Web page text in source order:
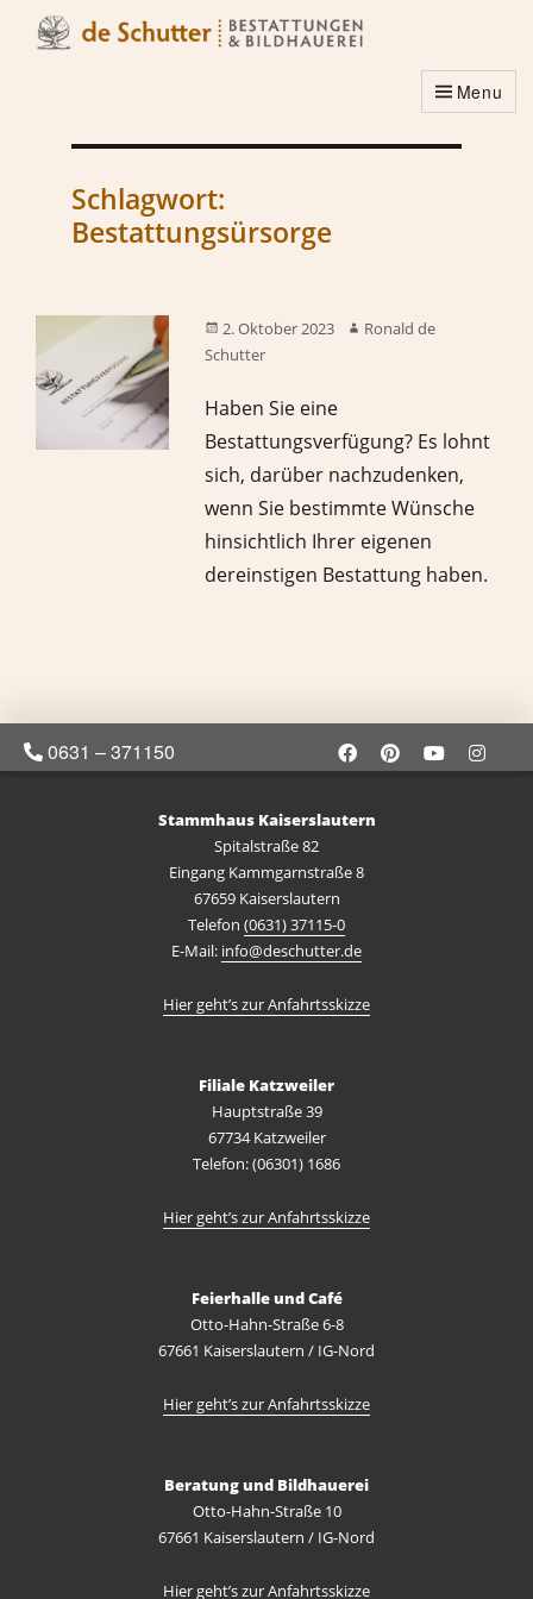
Menu
Schlagwort:
Bestattungsürsorge
2. Oktober 2023
Ronald de
Schutter
Haben Sie eine
Bestattungsverfügung? Es lohnt
sich, darüber nachzudenken,
wenn Sie bestimmte Wünsche
hinsichtlich Ihrer eigenen
dereinstigen Bestattung haben.
0631 – 371150
Stammhaus Kaiserslautern
Spitalstraße 82
Eingang Kammgarnstraße 8
67659 Kaiserslautern
Telefon (0631) 37115-0
E-Mail: info@deschutter.de
Hier geht’s zur Anfahrtsskizze
Filiale Katzweiler
Hauptstraße 39
67734 Katzweiler
Telefon: (06301) 1686
Hier geht’s zur Anfahrtsskizze
Feierhalle und Café
Otto-Hahn-Straße 6-8
67661 Kaiserslautern / IG-Nord
Hier geht’s zur Anfahrtsskizze
Beratung und Bildhauerei
Otto-Hahn-Straße 10
67661 Kaiserslautern / IG-Nord
Hier geht’s zur Anfahrtsskizze